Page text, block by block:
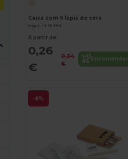
Caixa com 6 lápis de cera
Egotier 91754
A partir de:
0,26
€
0,34
€
Encomendar
-8%